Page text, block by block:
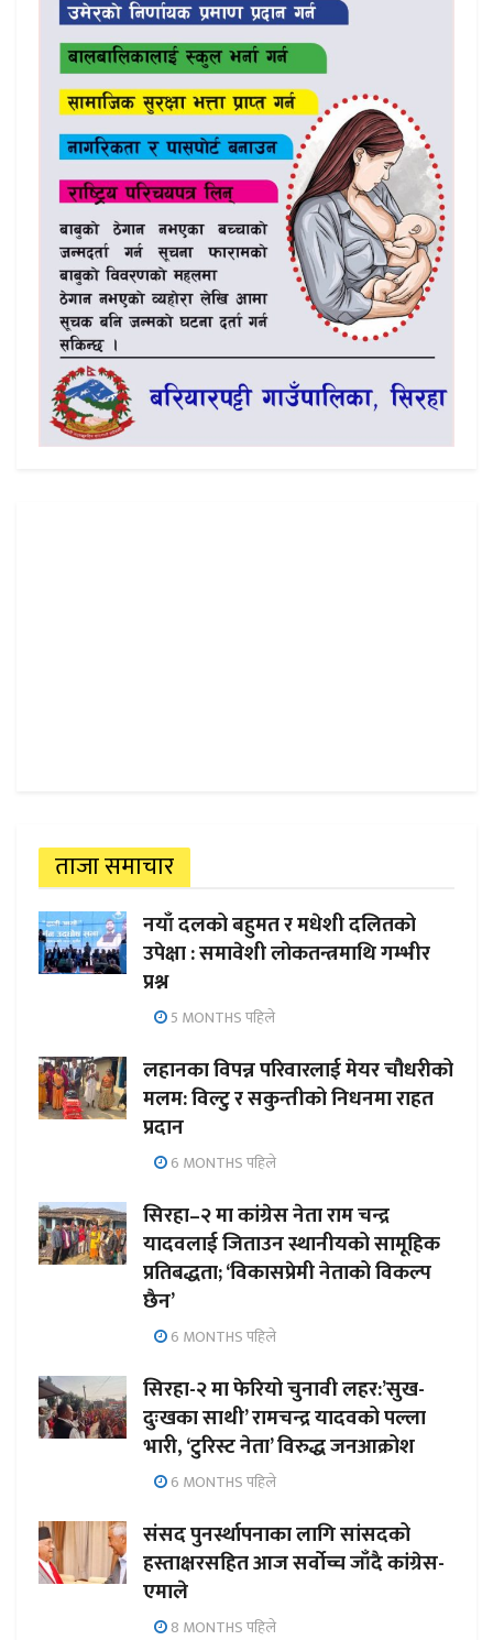
ताजा समाचार
नयाँ दलको बहुमत र मधेशी दलितको
उपेक्षा : समावेशी लोकतन्त्रमाथि गम्भीर
प्रश्न
5 MONTHS पहिले
लहानका विपन्न परिवारलाई मेयर चौधरीको
मलम: विल्टु र सकुन्तीको निधनमा राहत
प्रदान
6 MONTHS पहिले
सिरहा–२ मा कांग्रेस नेता राम चन्द्र
यादवलाई जिताउन स्थानीयको सामूहिक
प्रतिबद्धता; ‘विकासप्रेमी नेताको विकल्प
छैन’
6 MONTHS पहिले
सिरहा-२ मा फेरियो चुनावी लहर:’सुख-
दुःखका साथी’ रामचन्द्र यादवको पल्ला
भारी, ‘टुरिस्ट नेता’ विरुद्ध जनआक्रोश
6 MONTHS पहिले
संसद पुनर्स्थापनाका लागि सांसदको
हस्ताक्षरसहित आज सर्वोच्च जाँदै कांग्रेस-
एमाले
8 MONTHS पहिले